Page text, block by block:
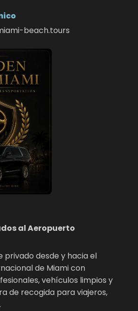
beach.tours
al Aeropuerto
privado desde y hacia el
de Miami con
vehículos limpios y
de recogida para viajeros,